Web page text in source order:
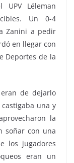
Léleman
Un 0-4
Zanini a pedir
en llegar con
Deportes de la
de dejarlo
una y
la
soñar con una
los jugadores
eran un